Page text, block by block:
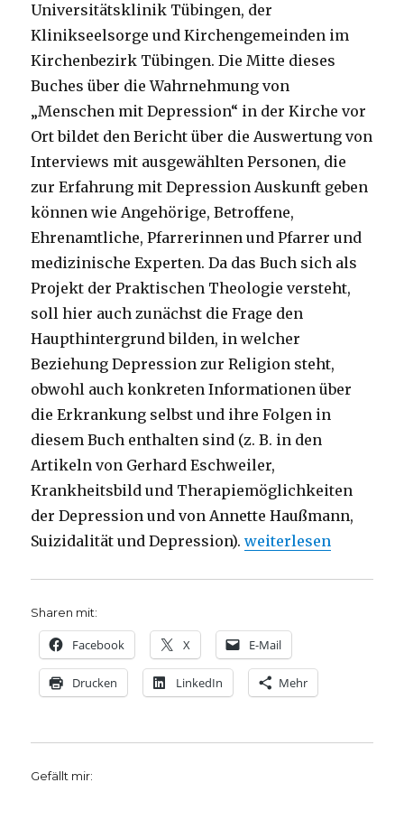
Universitätsklinik Tübingen, der
Klinikseelsorge und Kirchengemeinden im
Kirchenbezirk Tübingen. Die Mitte dieses
Buches über die Wahrnehmung von
„Menschen mit Depression“ in der Kirche vor
Ort bildet den Bericht über die Auswertung von
Interviews mit ausgewählten Personen, die
zur Erfahrung mit Depression Auskunft geben
können wie Angehörige, Betroffene,
Ehrenamtliche, Pfarrerinnen und Pfarrer und
medizinische Experten. Da das Buch sich als
Projekt der Praktischen Theologie versteht,
soll hier auch zunächst die Frage den
Haupthintergrund bilden, in welcher
Beziehung Depression zur Religion steht,
obwohl auch konkreten Informationen über
die Erkrankung selbst und ihre Folgen in
diesem Buch enthalten sind (z. B. in den
Artikeln von Gerhard Eschweiler,
Krankheitsbild und Therapiemöglichkeiten
der Depression und von Annette Haußmann,
Suizidalität und Depression).„Depression als
weiterlesen
Sharen mit:
Facebook X E-Mail
Drucken LinkedIn Mehr
Gefällt mir: